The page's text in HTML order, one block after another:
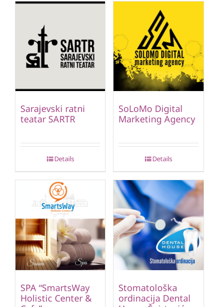
Sarajevski ratni
teatar SARTR
Details
SoLoMo Digital
Marketing Agency
Details
SPA “SmartsWay
Holistic Center &
Stomatološka
ordinacija Dental